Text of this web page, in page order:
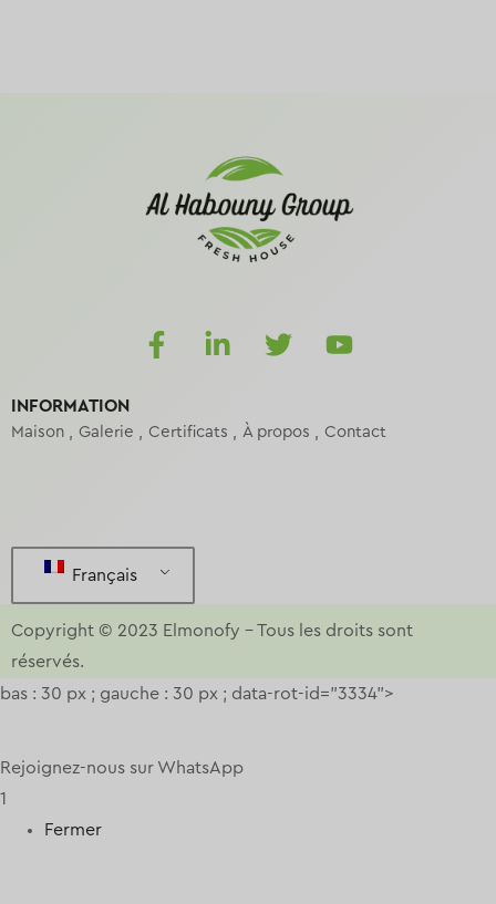
INFORMATION
Maison Galerie Certificats À propos Contact
Français
Copyright © 2023 Elmonofy –Tous les droits sont
réservés.
bas : 30 px ; gauche : 30 px ; data-rot-id="3334">
Rejoignez-nous sur WhatsApp
1
Fermer